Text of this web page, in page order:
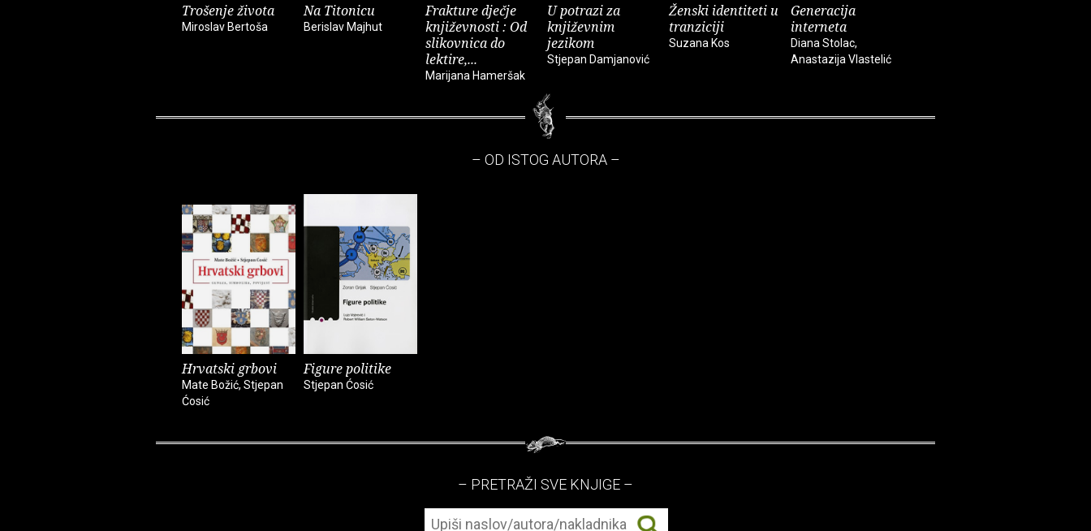
Trošenje života
Miroslav Bertoša
Na Titonicu
Berislav Majhut
Frakture dječje
književnosti : Od
slikovnica do
lektire,...
Marijana Hameršak
U potrazi za
književnim
jezikom
Stjepan Damjanović
Ženski identiteti u
tranziciji
Suzana Kos
Generacija
interneta
Diana Stolac,
Anastazija Vlastelić
– OD ISTOG AUTORA –
Hrvatski grbovi
Mate Božić, Stjepan
Ćosić
Figure politike
Stjepan Ćosić
– PRETRAŽI SVE KNJIGE –